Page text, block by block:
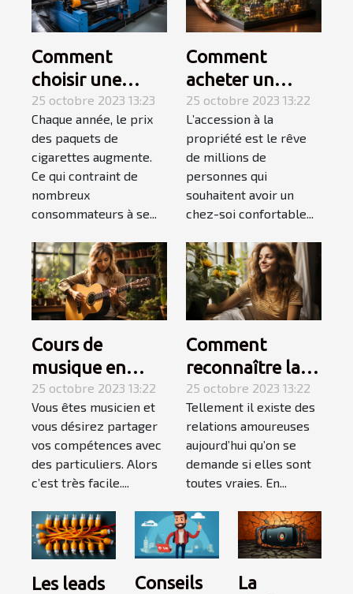
Comment
choisir une
tubeuse
électrique ?
25 octobre 2023 13:23
Chaque année, le prix
des paquets de
cigarettes augmente.
Ce qui contraint de
nombreux
consommateurs à se...
Comment
acheter un
appartement ? 3
étapes pour
faire le meilleur
choix
25 octobre 2023 13:22
L’accession à la
propriété est le rêve
de millions de
personnes qui
souhaitent avoir un
chez-soi confortable...
Cours de
musique en
Auto-
Entrepreneur :
l’essentiel de ce
qu’il faut
retenir ?
25 octobre 2023 13:22
Vous êtes musicien et
vous désirez partager
vos compétences avec
des particuliers. Alors
c’est très facile....
Comment
reconnaître la
femme de votre
vie ?
25 octobre 2023 13:22
Tellement il existe des
relations amoureuses
aujourd’hui qu’on se
demande si elles sont
toutes vraies. En...
Les leads
Conseils
La